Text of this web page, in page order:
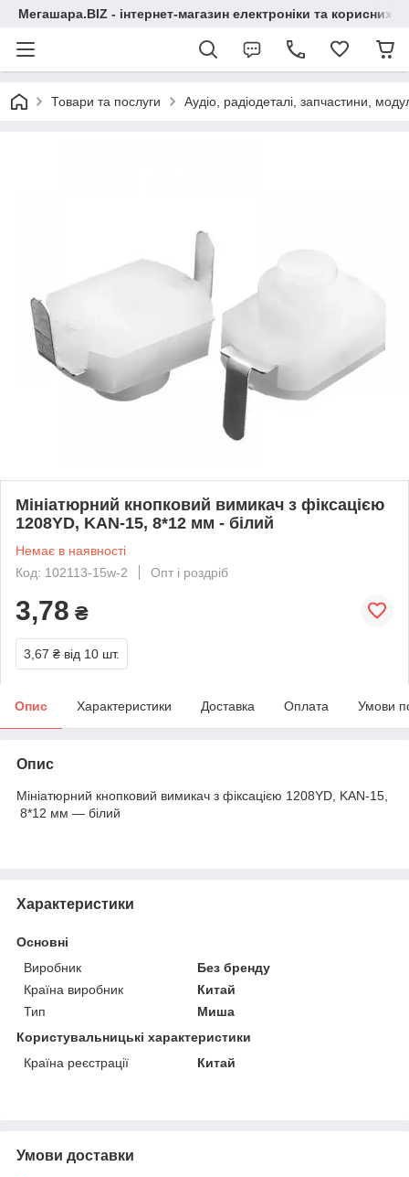
Мегашара.BIZ - інтернет-магазин електроніки та корисних
Товари та послуги Аудіо, радіодеталі, запчастини,
Мініатюрний кнопковий вимикач з фіксацією
1208YD, KAN-15, 8*12 мм - білий
Немає в наявності
Код: 102113-15w-2
Опт і роздріб
3,78 ₴
3,67 ₴ від 10 шт.
Опис Характеристики Доставка Оплата Умови
Опис
Мініатюрний кнопковий вимикач з фіксацією 1208YD, KAN-15,
8*12 мм — білий
Характеристики
Основні
Виробник
Без бренду
Країна виробник
Китай
Тип
Миша
Користувальницькі характеристики
Країна реєстрації
Китай
Умови доставки